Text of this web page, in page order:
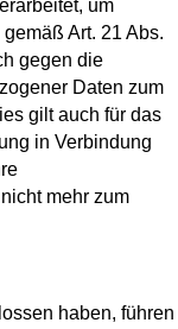
um
Art. 21 Abs.
gegen die
Daten zum
gilt auch für das
in Verbindung
mehr zum
haben, führen